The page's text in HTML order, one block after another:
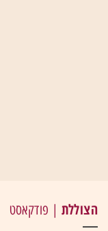
הצוללת | פודקאסט